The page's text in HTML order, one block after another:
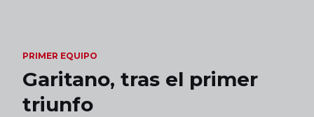
PRIMER EQUIPO
Garitano, tras el primer
triunfo